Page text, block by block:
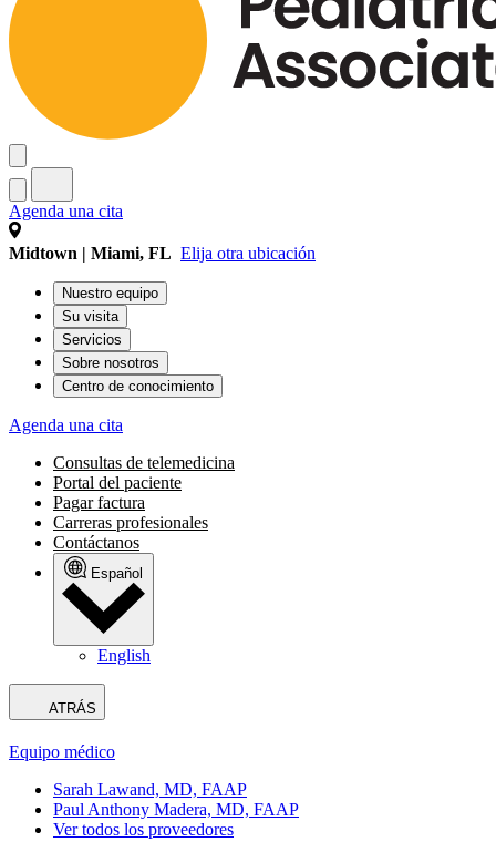
Agenda una cita
Midtown | Miami, FL Elija otra ubicación
Nuestro equipo
Su visita
Servicios
Sobre nosotros
Centro de conocimiento
Agenda una cita
Consultas de telemedicina
Portal del paciente
Pagar factura
Carreras profesionales
Contáctanos
Español
English
ATRÁS
Equipo médico
Sarah Lawand, MD, FAAP
Paul Anthony Madera, MD, FAAP
Ver todos los proveedores